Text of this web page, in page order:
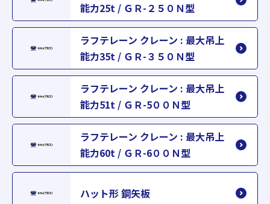
能力25t / ＧＲ-２５０Ｎ型
ラフテレーン クレーン : 最大吊上
能力35t / ＧＲ-３５０Ｎ型
ラフテレーン クレーン : 最大吊上
能力51t / ＧＲ-5００Ｎ型
ラフテレーン クレーン : 最大吊上
能力60t / ＧＲ-6００Ｎ型
ハット形 鋼矢板